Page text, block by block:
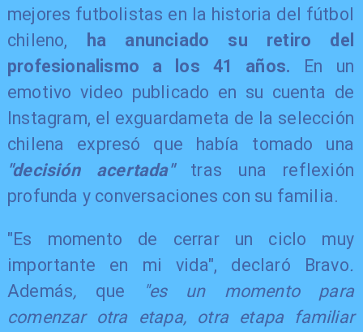
mejores futbolistas en la historia del fútbol
chileno,
ha anunciado su retiro del
profesionalismo a los 41 años. En un
emotivo video publicado en su cuenta de
Instagram, el exguardameta de la selección
chilena expresó que había tomado una
"decisión acertada" tras una reflexión
profunda y conversaciones con su familia.
"Es momento de cerrar un ciclo muy
importante en mi vida", declaró Bravo.
Además, que "es un momento para
comenzar otra etapa, otra etapa familiar